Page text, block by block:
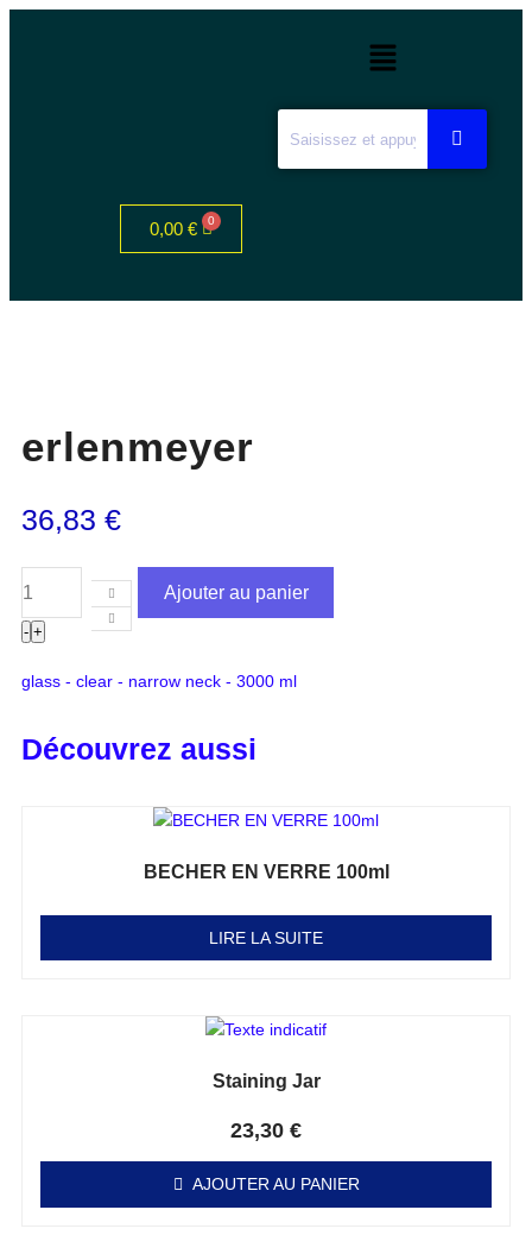
0,00 €
erlenmeyer
36,83 €
- +
Ajouter au panier
glass - clear - narrow neck - 3000 ml
Découvrez aussi
BECHER EN VERRE 100ml
LIRE LA SUITE
Staining Jar
23,30 €
AJOUTER AU PANIER